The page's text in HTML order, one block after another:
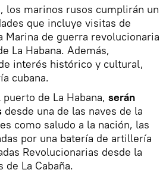
los marinos rusos cumplirán un
que incluye visitas de
Marina de guerra revolucionaria
La Habana. Además,
interés histórico y cultural,
cubana.
de La Habana, serán
desde una de las naves de la
como saludo a la nación, las
por una batería de artillería
Revolucionarias desde la
de La Cabaña.